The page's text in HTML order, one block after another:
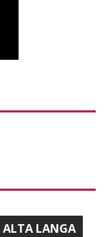
ALTA LANGA